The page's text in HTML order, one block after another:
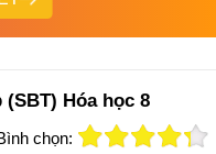
(SBT) Hóa học 8
chọn: